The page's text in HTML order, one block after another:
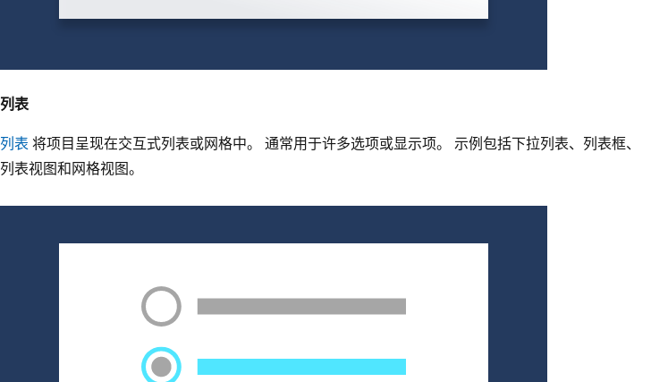
列表
列表 将项目呈现在交互式列表或网格中。 通常用于许多选项或显示项。 示例包括下拉列表、列表框、
列表视图和网格视图。